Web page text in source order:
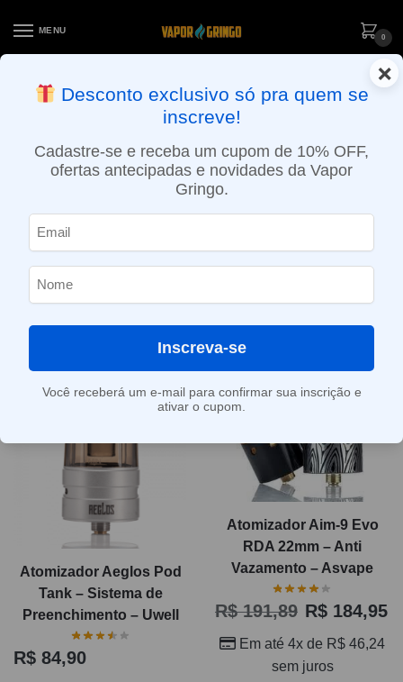
MENU
0
ENTREGA NO MESMO DIA EM SÃO PAULO (SEG A SEX): PEDIDOS
APROVADOS ATÉ 15:30 VIA MOTOBOY
Prateado
Exibindo 1–12 de 26 resultados
1 2 3
Atomizador Aeglos Pod
Tank – Sistema de
Preenchimento – Uwell
R$ 84,90
-4%
Atomizador Aim-9 Evo
RDA 22mm – Anti
Vazamento – Asvape
R$191,89 R$ 184,95
Em até 4x de R$ 46,24
sem juros
×
Desconto exclusivo só pra quem se
inscreve!
Cadastre-se e receba um cupom de 10% OFF,
ofertas antecipadas e novidades da Vapor
Gringo.
Inscreva-se
Você receberá um e-mail para confirmar sua inscrição e
ativar o cupom.